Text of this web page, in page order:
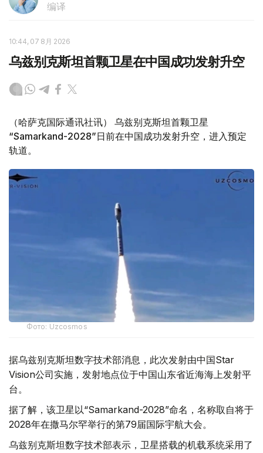
编译
10:44, 07 8月 2026
乌兹别克斯坦首颗卫星在中国成功发射升空
（哈萨克国际通讯社讯） 乌兹别克斯坦首颗卫星
“Samarkand-2028”日前在中国成功发射升空，进入预定
轨道。
Фото: Uzcosmos
据乌兹别克斯坦数字技术部消息，此次发射由中国Star
Vision公司实施，发射地点位于中国山东省近海海上发射平
台。
据了解，该卫星以“Samarkand-2028”命名，名称取自将于
2028年在撒马尔罕举行的第79届国际宇航大会。
乌兹别克斯坦数字技术部表示，卫星搭载的机载系统采用了